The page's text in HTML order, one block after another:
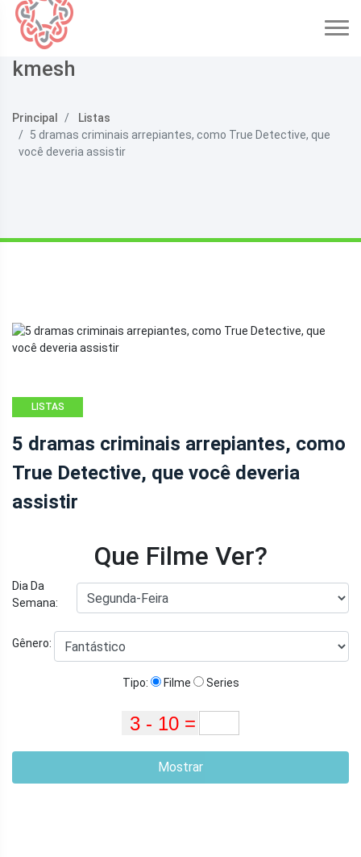
kmesh
Principal
Listas
5 dramas criminais arrepiantes, como True Detective, que
você deveria assistir
LISTAS
5 dramas criminais arrepiantes, como
True Detective, que você deveria
assistir
Que Filme Ver?
Dia Da
Semana:
Gênero:
Tipo: Filme Series
Mostrar